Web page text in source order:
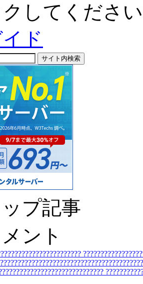
してくださ
ド
プ記事
ント